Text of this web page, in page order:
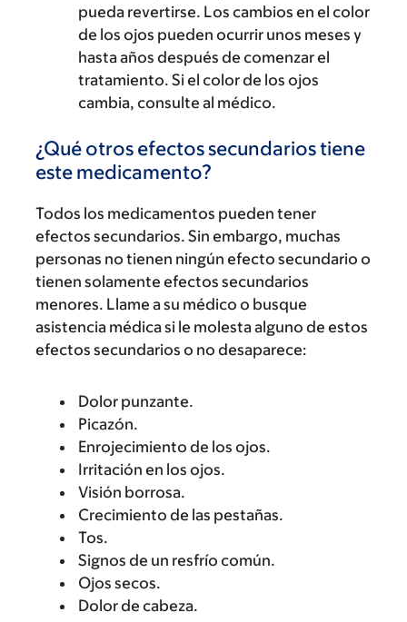
pueda revertirse. Los cambios en el color
de los ojos pueden ocurrir unos meses y
hasta años después de comenzar el
tratamiento. Si el color de los ojos
cambia, consulte al médico.
¿Qué otros efectos secundarios tiene
este medicamento?
Todos los medicamentos pueden tener
efectos secundarios. Sin embargo, muchas
personas no tienen ningún efecto secundario o
tienen solamente efectos secundarios
menores. Llame a su médico o busque
asistencia médica si le molesta alguno de estos
efectos secundarios o no desaparece:
Dolor punzante.
Picazón.
Enrojecimiento de los ojos.
Irritación en los ojos.
Visión borrosa.
Crecimiento de las pestañas.
Tos.
Signos de un resfrío común.
Ojos secos.
Dolor de cabeza.